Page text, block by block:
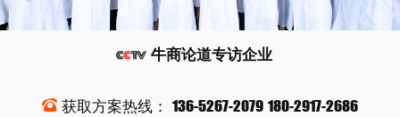
牛商论道专访企业
获取方案热线： 136-5267-2079 180-2917-2686